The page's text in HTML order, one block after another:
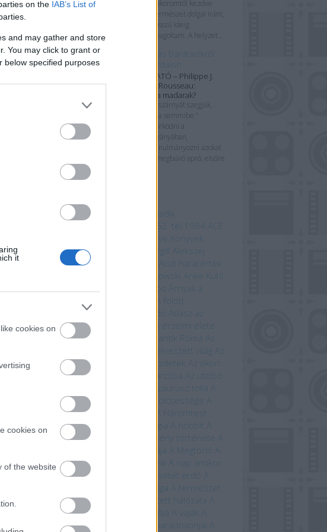
on the IAB’s List of
and may gather and store
You may click to grant or
below specified purposes
it
cookies on
cookies on
of the website
könyvek
Hughes
könyvek
bűnömet: bár kiskoromtól kezdve
érdeklődöm a természet dolgai iránt,
a növényeket hosszú ideig
méltatlanul hanyagoltam. A helyzet...
Rólunk és tollas barátainkról
alig kétszáz oldalon
KÖNYVBEMUTATÓ – Philippe J.
Dubois & Élise Rousseau:
Tyúkeszűek-e a madarak?
„Ha a madarak szárnyát szegjük,
velük zuhanunk a semmibe.”
Szeretek gyönyörködni a
könyvborítók látványában,
tüzetesebben tanulmányozni azokat
az esetlegesen megbúvó apró, elsőre
100 beszédes tárgy a Harmadik
1152. tél 1984 ACE
Agave Könyvek
Akkord Kiadó
Alastair Fothergill
Alekszej
Kalugin Allansia bérgyilkosai
Alsó határérték
Andrzej Sapkowski Anke Kuhl
Árnyak a
Árnyék Innsmouth fölött
asztrofizika
Athenaeum Kiadó
Atlasz az
óceánokról
Az állatok érzelmi élete
Az állatok szerelmi élete
Az antik Róma Az
Az elveszett világ Az
emberiség története – A kezdetek Az ókori
Görögország
Az országút harcosa Az utolsó
A dinoszaurusz tolla A
fák titkos élete
A farkasok bölcsessége
A
földi idegenek
A Háromtest-
probléma A háromtest-trilógia A hobbit A
Hobbit művészete
A képregény története
A
A Krampusz éjszakája A Megtorló
A
megvetés ideje
A mi bolygónk A nap amikor
megtörténik
A sötét erdő
A
A temetők élővilága A természet
jelbeszéde
A természet rejtett hálózata A
tó úrnője A Tűzhegy varázslója A vaják A
végzet kardja
A versengés paradoxonjai A